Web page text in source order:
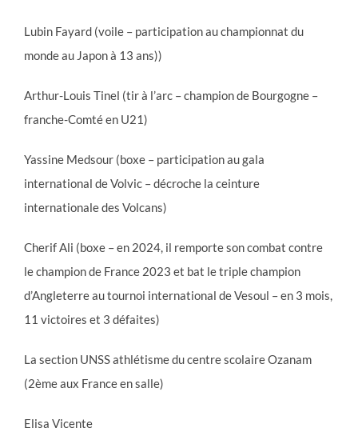
Lubin Fayard (voile – participation au championnat du
monde au Japon à 13 ans))
Arthur-Louis Tinel (tir à l’arc – champion de Bourgogne –
franche-Comté en U21)
Yassine Medsour (boxe – participation au gala
international de Volvic – décroche la ceinture
internationale des Volcans)
Cherif Ali (boxe – en 2024, il remporte son combat contre
le champion de France 2023 et bat le triple champion
d’Angleterre au tournoi international de Vesoul – en 3 mois,
11 victoires et 3 défaites)
La section UNSS athlétisme du centre scolaire Ozanam
(2ème aux France en salle)
Elisa Vicente